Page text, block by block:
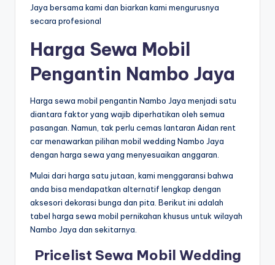
Jaya bersama kami dan biarkan kami mengurusnya
secara profesional
Harga Sewa Mobil
Pengantin Nambo Jaya
Harga sewa mobil pengantin Nambo Jaya menjadi satu
diantara faktor yang wajib diperhatikan oleh semua
pasangan. Namun, tak perlu cemas lantaran Aidan rent
car menawarkan pilihan mobil wedding Nambo Jaya
dengan harga sewa yang menyesuaikan anggaran.
Mulai dari harga satu jutaan, kami menggaransi bahwa
anda bisa mendapatkan alternatif lengkap dengan
aksesori dekorasi bunga dan pita. Berikut ini adalah
tabel harga sewa mobil pernikahan khusus untuk wilayah
Nambo Jaya dan sekitarnya.
Pricelist Sewa Mobil Wedding